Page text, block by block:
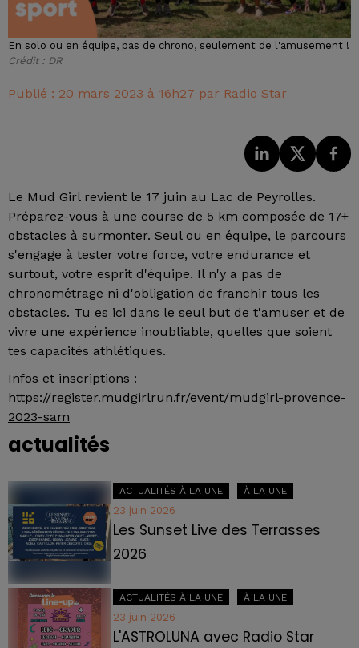
En solo ou en équipe, pas de chrono, seulement de l'amusement !
Crédit : DR
Publié : 20 mars 2023 à 16h27 par Radio Star
Le Mud Girl revient le 17 juin au Lac de Peyrolles.
Préparez-vous à une course de 5 km composée de 17+
obstacles à surmonter. Seul ou en équipe, le parcours
s'engage à tester votre force, votre endurance et
surtout, votre esprit d'équipe. Il n'y a pas de
chronométrage ni d'obligation de franchir tous les
obstacles. Tu es ici dans le seul but de t'amuser et de
vivre une expérience inoubliable, quelles que soient
tes capacités athlétiques.
Infos et inscriptions :
https://register.mudgirlrun.fr/event/mudgirl-provence-
2023-sam
actualités
ACTUALITÉS À LA UNE À LA UNE
23 juin 2026
Les Sunset Live des Terrasses
2026
ACTUALITÉS À LA UNE À LA UNE
23 juin 2026
L'ASTROLUNA avec Radio Star